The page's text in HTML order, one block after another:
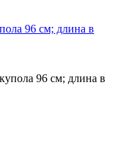
96 см; длина в